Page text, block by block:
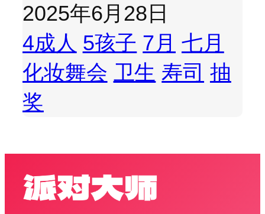
2025年6月28日
4成人 5孩子 7月 七月
化妆舞会 卫生 寿司 抽
奖